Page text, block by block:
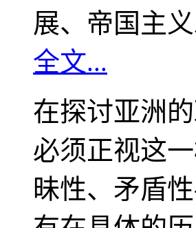
展、帝国主
全文...
在探讨亚洲
必须正视这
昧性、矛盾